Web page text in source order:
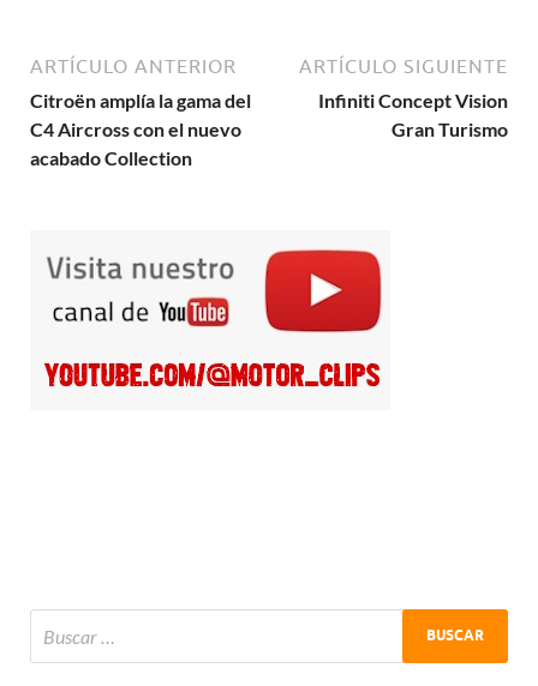
ARTÍCULO ANTERIOR
Citroën amplía la gama del
C4 Aircross con el nuevo
acabado Collection
ARTÍCULO SIGUIENTE
Infiniti Concept Vision
Gran Turismo